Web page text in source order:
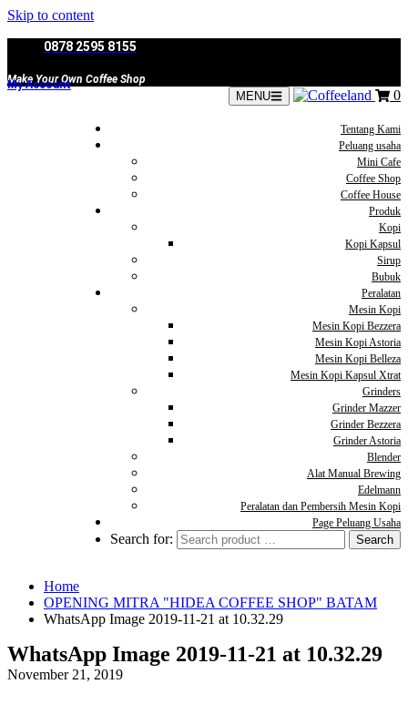
Skip to content
0878 2595 8155
Make Your Own Coffee Shop
My Account
MENU 0
Tentang Kami
Peluang usaha
Mini Cafe
Coffee Shop
Coffee House
Produk
Kopi
Kopi Kapsul
Sirup
Bubuk
Peralatan
Mesin Kopi
Mesin Kopi Bezzera
Mesin Kopi Astoria
Mesin Kopi Belleza
Mesin Kopi Kapsul Xtrat
Grinders
Grinder Mazzer
Grinder Bezzera
Grinder Astoria
Blender
Alat Manual Brewing
Edelmann
Peralatan dan Pembersih Mesin Kopi
Page Peluang Usaha
Search for:
Home
OPENING MITRA "HIDEA COFFEE SHOP" BATAM
WhatsApp Image 2019-11-21 at 10.32.29
WhatsApp Image 2019-11-21 at 10.32.29
November 21, 2019